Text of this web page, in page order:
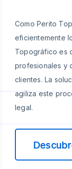
Como Perito
eficientemente
Topográfico es
profesionales y
clientes. La
agiliza este
legal.